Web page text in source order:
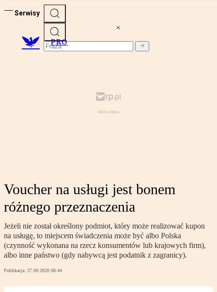
Serwisy
PRO
Voucher na usługi jest bonem
różnego przeznaczenia
Jeżeli nie został określony podmiot, który może realizować kupon
na usługę, to miejscem świadczenia może być albo Polska
(czynność wykonana na rzecz konsumentów lub krajowych firm),
albo inne państwo (gdy nabywcą jest podatnik z zagranicy).
Publikacja: 27.09.2020 08:44